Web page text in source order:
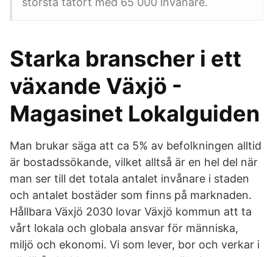
Starka branscher i ett
växande Växjö -
Magasinet Lokalguiden
Man brukar säga att ca 5% av befolkningen alltid
är bostadssökande, vilket alltså är en hel del när
man ser till det totala antalet invånare i staden
och antalet bostäder som finns på marknaden.
Hållbara Växjö 2030 lovar Växjö kommun att ta
vårt lokala och globala ansvar för människa,
miljö och ekonomi. Vi som lever, bor och verkar i